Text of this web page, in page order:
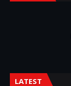
LATEST